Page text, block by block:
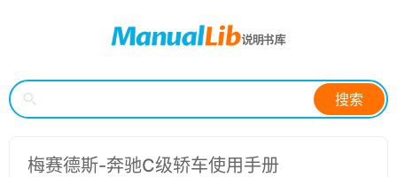
搜索
梅赛德斯-奔驰C级轿车使用手册